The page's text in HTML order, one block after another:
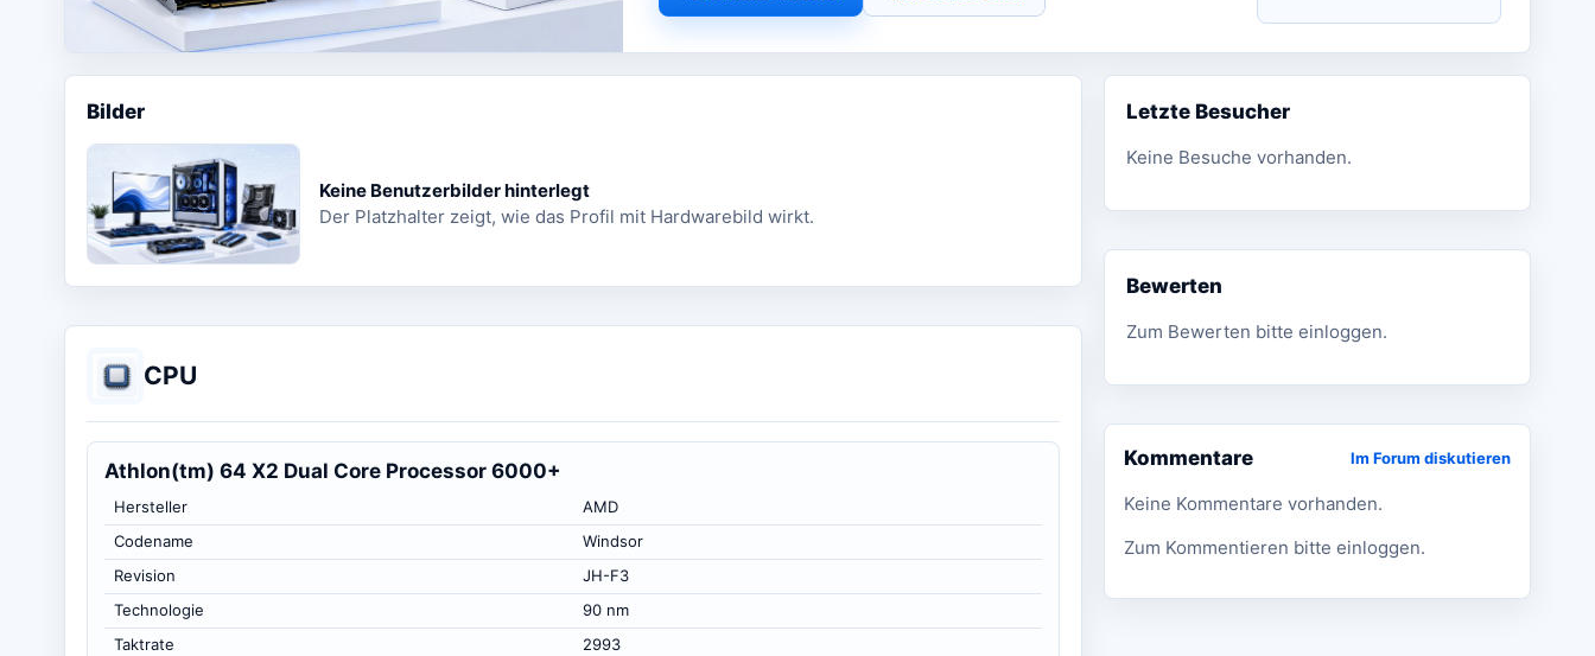
Bilder
Keine Benutzerbilder hinterlegt
Der Platzhalter zeigt, wie das Profil mit Hardwarebild wirkt.
CPU
Athlon(tm) 64 X2 Dual Core Processor 6000+
Hersteller
AMD
Codename
Windsor
Revision
JH-F3
Technologie
90 nm
Taktrate
2993
Letzte Besucher
Keine Besuche vorhanden.
Bewerten
Zum Bewerten bitte einloggen.
Kommentare Im Forum diskutieren
Keine Kommentare vorhanden.
Zum Kommentieren bitte einloggen.